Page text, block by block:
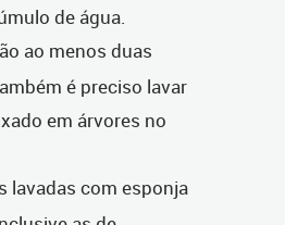
de água.
ao menos duas
é preciso lavar
em árvores no
lavadas com esponja